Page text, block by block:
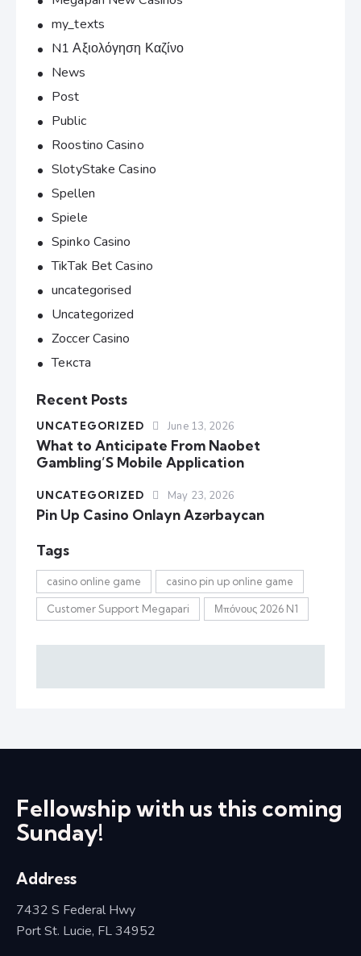
my_texts
N1 Αξιολόγηση Καζίνο
News
Post
Public
Roostino Casino
SlotyStake Casino
Spellen
Spiele
Spinko Casino
TikTak Bet Casino
uncategorised
Uncategorized
Zoccer Casino
Текста
Recent Posts
UNCATEGORIZED June 13, 2026
What to Anticipate From Naobet
Gambling’S Mobile Application
UNCATEGORIZED May 23, 2026
Pin Up Casino Onlayn Azərbaycan
Tags
casino online game casino pin up online game
Customer Support Megapari Μπόνους 2026 N1
Fellowship with us this coming
Sunday!
Address
7432 S Federal Hwy
Port St. Lucie, FL 34952